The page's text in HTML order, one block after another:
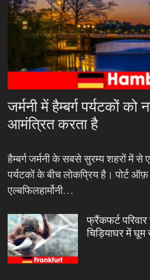
जर्मनी में हैम्बर्ग पर्यटकों
आमंत्रित करता है
हैम्बर्ग जर्मनी के सबसे सुरम्य शहरों में
पर्यटकों के बीच लोकप्रिय है। पोर्ट ऑफ़
एल्बफिलहार्मोनी…
फ्रैंकफर्ट
चिड़ियाघर में घूम